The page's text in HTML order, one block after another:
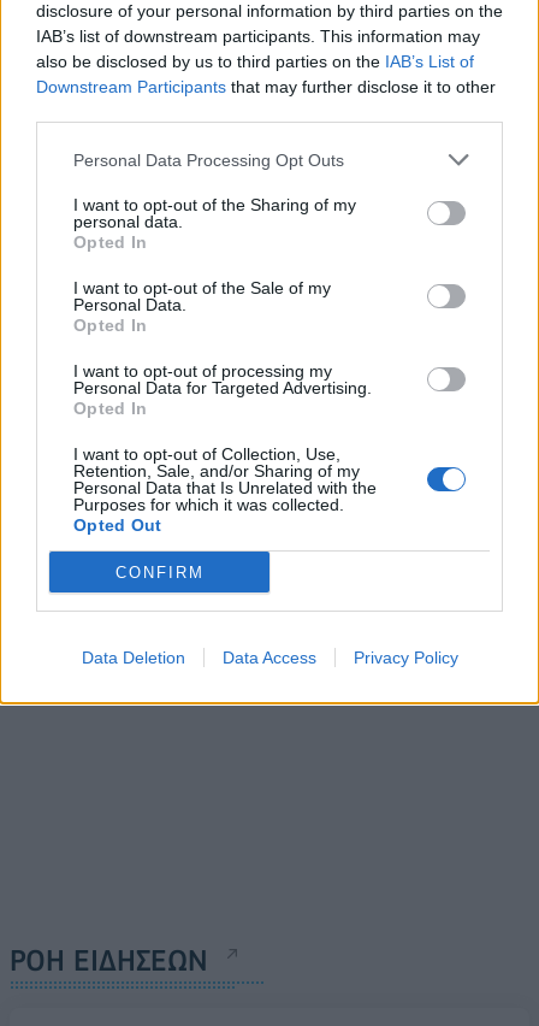
disclosure of your personal information by third parties on the
IAB’s list of downstream participants. This information may
also be disclosed by us to third parties on the IAB’s List of
Downstream Participants that may further disclose it to other
Personal Data Processing Opt Outs
I want to opt-out of the Sharing of my
personal data.
Opted In
I want to opt-out of the Sale of my
Personal Data.
Opted In
I want to opt-out of processing my
Personal Data for Targeted Advertising.
Opted In
I want to opt-out of Collection, Use,
Retention, Sale, and/or Sharing of my
Personal Data that Is Unrelated with the
Purposes for which it was collected.
Opted Out
CONFIRM
Data Deletion Data Access Privacy Policy
ESG Report 2025: Πώς η ΑΒ Βασιλόπουλος μετατρέπει τη
βιωσιμότητα σε καθημερινή πράξη
ΠΕΡΙΣΣΌΤΕΡΑ ΣΕ ΑΥΤΉ ΤΗΝ ΚΑΤΗΓΟΡΊΑ
PREMIA Properties:
Αύξηση 79% στα έσοδα Α'
τριμήνου 2025
23/05/2025 - 12:15
Camp στο UEFA Women’s
ΡΟΗ ΕΙΔΗΣΕΩΝ